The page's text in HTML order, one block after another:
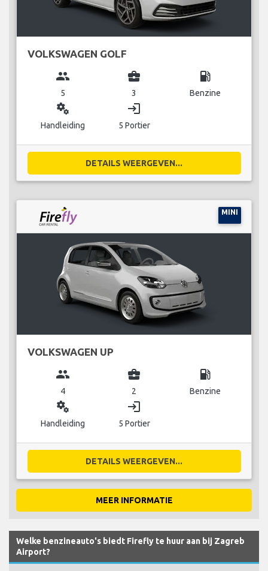
VOLKSWAGEN GOLF
group
5
business_center
3
local_gas_station
Benzine
miscellaneous_services
Handleiding
login
5 Portier
DETAILS WEERGEVEN...
MINI
VOLKSWAGEN UP
group
4
business_center
2
local_gas_station
Benzine
miscellaneous_services
Handleiding
login
5 Portier
DETAILS WEERGEVEN...
MEER INFORMATIE
Welke benzineauto's biedt Firefly te huur aan bij Zagreb
Airport?